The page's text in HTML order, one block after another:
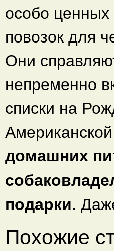
особо
повозок для
Они
непременно
списки на
домашних
подарки.
Похожие